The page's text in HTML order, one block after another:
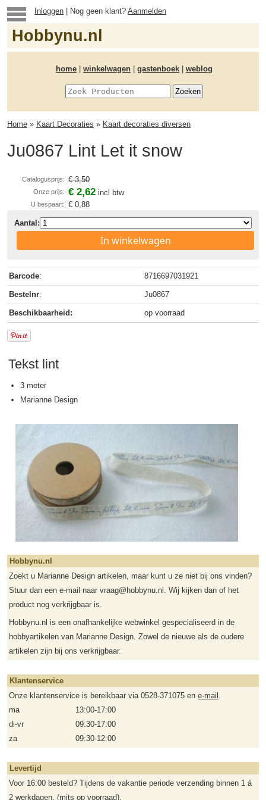
Inloggen | Nog geen klant?Aanmelden
Hobbynu.nl
home winkelwagen gastenboek weblog
Home » Kaart Decoraties » Kaart decoraties diversen
Ju0867 Lint Let it snow
Catalogusprijs: € 3,50
Onze prijs: € 2,62 incl btw
U bespaart: € 0,88
Aantal:
In winkelwagen
Barcode: 8716697031921
Bestelnr: Ju0867
Beschikbaarheid: op voorraad
Tekst lint
3 meter
Marianne Design
Hobbynu.nl
Zoekt u Marianne Design artikelen, maar kunt u ze niet bij ons vinden?
Stuur dan een e-mail naar vraag@hobbynu.nl. Wij kijken dan of het
product nog verkrijgbaar is.
Hobbynu.nl is een onafhankelijke webwinkel gespecialiseerd in de
hobbyartikelen van Marianne Design. Zowel de nieuwe als de oudere
artikelen zijn bij ons verkrijgbaar.
Klantenservice
Onze klantenservice is bereikbaar via 0528-371075 en e-mail .
ma
13:00-17:00
di-vr
09:30-17:00
za
09:30-12:00
Levertijd
Voor 16:00 besteld? Tijdens de vakantie periode verzending binnen 1 á
2 werkdagen. (mits op voorraad).